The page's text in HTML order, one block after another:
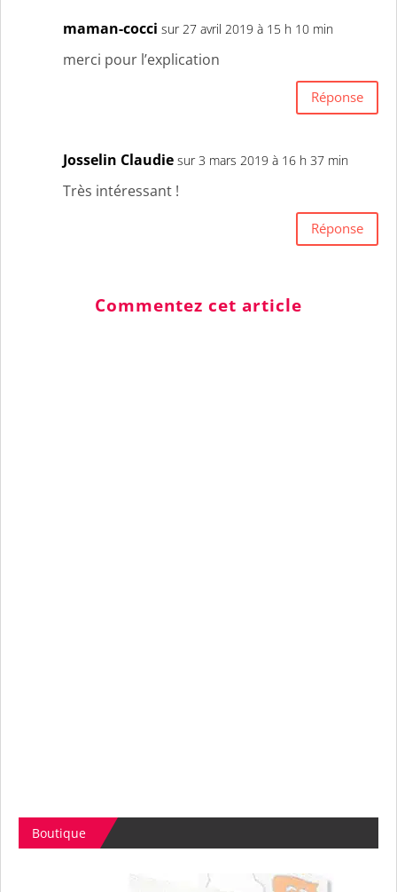
maman-cocci sur 27 avril 2019 à 15 h 10 min
merci pour l’explication
Réponse
Josselin Claudie sur 3 mars 2019 à 16 h 37 min
Très intéressant !
Réponse
Commentez cet article
Boutique